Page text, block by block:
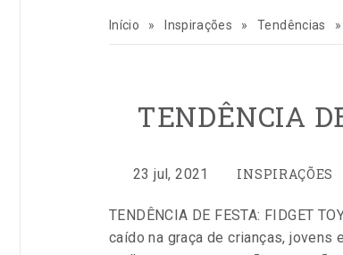
inspirar
vida
seu
Início » Inspirações » Tendências »
TENDÊNCIA
Publicado
23 jul, 2021
por
na
Festa
CATEGORIAS:
INSPIRAÇÕES
TENDÊNCIA DE FESTA: FIDGET
caído na graça de crianças,